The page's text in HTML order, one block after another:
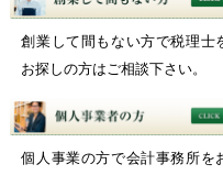
創業して間もない方で税理士
お探しの方はご相談下さい。
個人事業の方で会計事務所を